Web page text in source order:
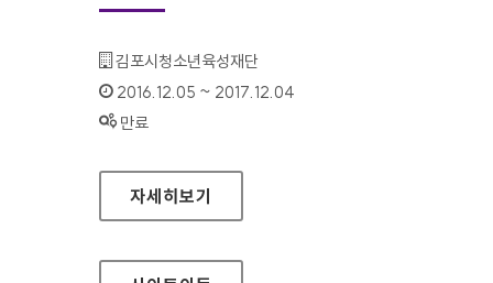
기관명 :
김포시청소년육성재단
인증기간 :
2016.12.05 ~ 2017.12.04
상태 :
만료
김포시청소년육성재단 대표 홈페이지
자세히보기